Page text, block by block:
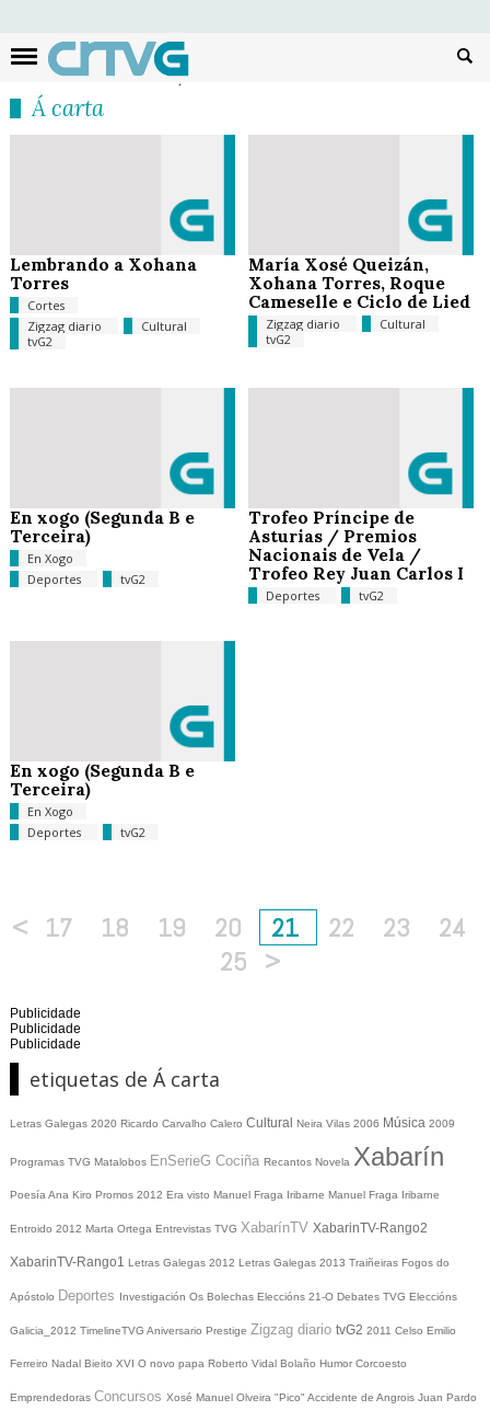
Á carta
Lembrando a Xohana
Torres
Cortes
Zigzag diario
Cultural
tvG2
María Xosé Queizán,
Xohana Torres, Roque
Cameselle e Ciclo de Lied
Zigzag diario
Cultural
tvG2
En xogo (Segunda B e
Terceira)
En Xogo
Deportes
tvG2
Trofeo Príncipe de
Asturias / Premios
Nacionais de Vela /
Trofeo Rey Juan Carlos I
Deportes tvG2
En xogo (Segunda B e
Terceira)
En Xogo
Deportes
tvG2
< 17 18 19 20 21 22 23
24
25 >
Publicidade
Publicidade
Publicidade
etiquetas de Á carta
Letras Galegas 2020 Ricardo Carvalho Calero Cultural Neira Vilas 2006 Música 2009
Programas TVG Matalobos EnSerieG Cociña Recantos Novela Xabarín
Poesía Ana Kiro Promos 2012 Era visto Manuel Fraga Iribarne Manuel Fraga Iribarne
Entroido 2012 Marta Ortega Entrevistas TVG XabarínTV XabarinTV-Rango2
XabarinTV-Rango1 Letras Galegas 2012 Letras Galegas 2013 Traiñeiras Fogos do
Apóstolo Deportes Investigación Os Bolechas Eleccións 21-O Debates TVG Eleccións
Galicia_2012 TimelineTVG Aniversario Prestige Zigzag diario tvG2 2011 Celso Emilio
Ferreiro Nadal Bieito XVI O novo papa Roberto Vidal Bolaño Humor Corcoesto
Emprendedoras Concursos Xosé Manuel Olveira "Pico" Accidente de Angrois Juan Pardo